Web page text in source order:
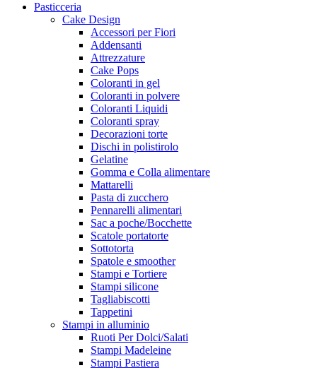
Pasticceria
Cake Design
Accessori per Fiori
Addensanti
Attrezzature
Cake Pops
Coloranti in gel
Coloranti in polvere
Coloranti Liquidi
Coloranti spray
Decorazioni torte
Dischi in polistirolo
Gelatine
Gomma e Colla alimentare
Mattarelli
Pasta di zucchero
Pennarelli alimentari
Sac a poche/Bocchette
Scatole portatorte
Sottotorta
Spatole e smoother
Stampi e Tortiere
Stampi silicone
Tagliabiscotti
Tappetini
Stampi in alluminio
Ruoti Per Dolci/Salati
Stampi Madeleine
Stampi Pastiera